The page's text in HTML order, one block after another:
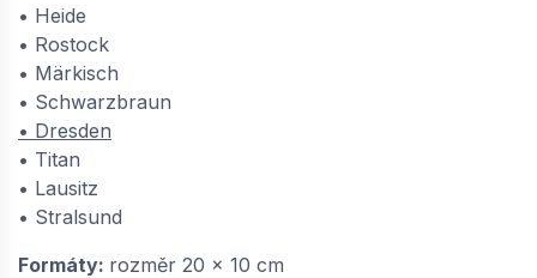
• Heide
• Rostock
• Märkisch
• Schwarzbraun
• Dresden
• Titan
• Lausitz
• Stralsund
Formáty: rozměr 20 x 10 cm